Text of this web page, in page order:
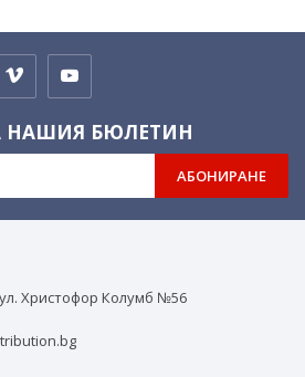
НАШИЯ БЮЛЕТИН
АБОНИРАНЕ
Христофор Колумб №56